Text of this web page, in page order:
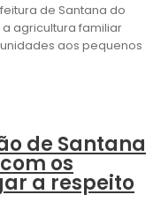
de Santana do
agricultura familiar
aos pequenos
de Santana
os
a respeito